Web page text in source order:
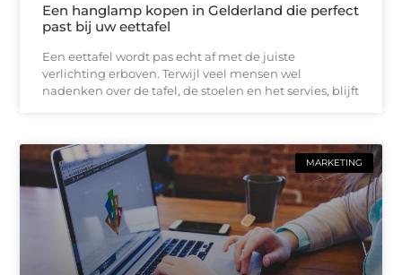
Een hanglamp kopen in Gelderland die perfect
past bij uw eettafel
Een eettafel wordt pas echt af met de juiste
verlichting erboven. Terwijl veel mensen wel
nadenken over de tafel, de stoelen en het servies, blijft
MARKETING